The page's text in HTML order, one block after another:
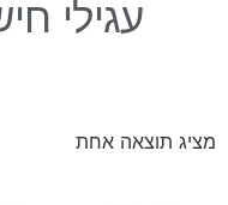
עגילי
מציג תוצאה אחת